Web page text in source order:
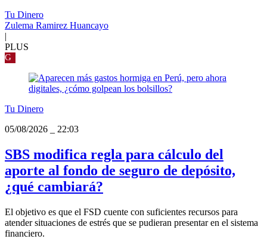
Tu Dinero
Zulema Ramirez Huancayo
|
PLUS
G
Tu Dinero
05/08/2026
22:03
SBS modifica regla para cálculo del
aporte al fondo de seguro de depósito,
¿qué cambiará?
El objetivo es que el FSD cuente con suficientes recursos para
atender situaciones de estrés que se pudieran presentar en el sistema
financiero.